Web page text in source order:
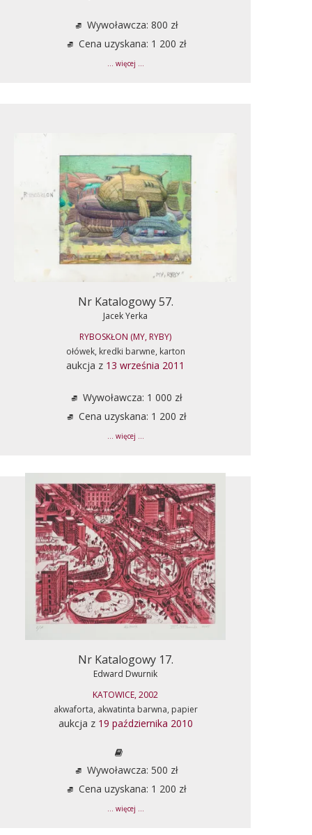
Wywoławcza: 800 zł
Cena uzyskana: 1 200 zł
... więcej ...
Nr Katalogowy 57.
Jacek Yerka
RYBOSKŁON (MY, RYBY)
ołówek, kredki barwne, karton
aukcja z 13 września 2011
Wywoławcza: 1 000 zł
Cena uzyskana: 1 200 zł
... więcej ...
Nr Katalogowy 17.
Edward Dwurnik
KATOWICE, 2002
akwaforta, akwatinta barwna, papier
aukcja z 19 października 2010
Wywoławcza: 500 zł
Cena uzyskana: 1 200 zł
... więcej ...